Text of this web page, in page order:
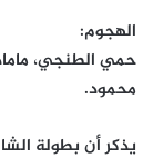
الهجوم:
حمي الطنجي،
محمود.